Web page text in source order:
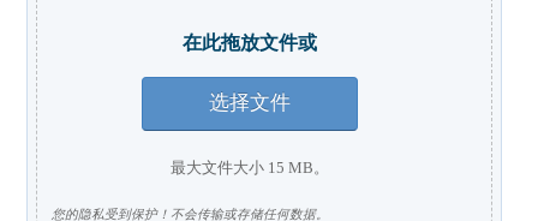
在此拖放文件或
选择文件
最大文件大小 15 MB。
您的隐私受到保护！不会传输或存储任何数据。